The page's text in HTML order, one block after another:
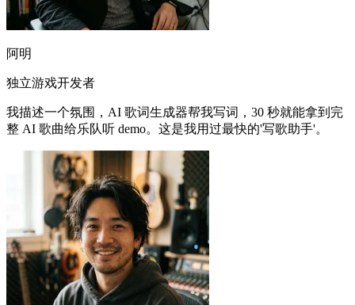
阿明
整 AI 歌曲给乐队听 demo。这是我用过最快的'写歌助手'。